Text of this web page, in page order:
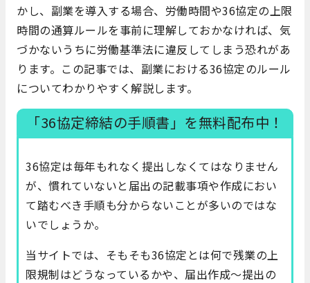
かし、副業を導入する場合、労働時間や36協定の上限
時間の通算ルールを事前に理解しておかなければ、気
づかないうちに労働基準法に違反してしまう恐れがあ
ります。この記事では、副業における36協定のルール
についてわかりやすく解説します。
「36協定締結の手順書」を無料配布中！
36協定は毎年もれなく提出しなくてはなりません
が、慣れていないと届出の記載事項や作成におい
て踏むべき手順も分からないことが多いのではな
いでしょうか。
当サイトでは、そもそも36協定とは何で残業の上
限規制はどうなっているかや、届出作成～提出の